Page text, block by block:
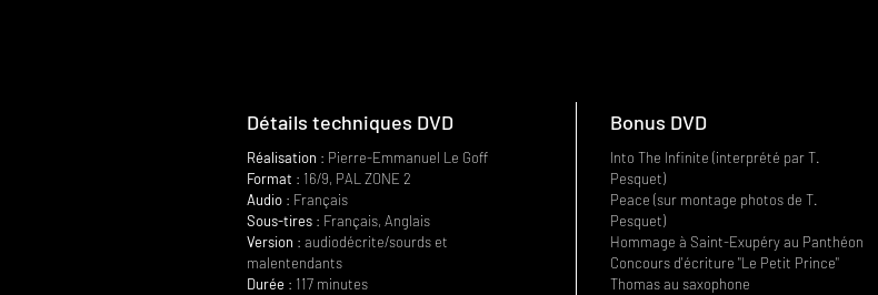
Détails techniques DVD
Réalisation : Pierre-Emmanuel Le Goff
Format : 16/9, PAL ZONE 2
Audio : Français
Sous-tires : Français, Anglais
Version : audiodécrite/sourds et
malentendants
Durée : 117 minutes
Bonus DVD
Into The Infinite (interprété par T.
Pesquet)
Peace (sur montage photos de T.
Pesquet)
Hommage à Saint-Exupéry au Panthéon
Concours d'écriture "Le Petit Prince"
Thomas au saxophone